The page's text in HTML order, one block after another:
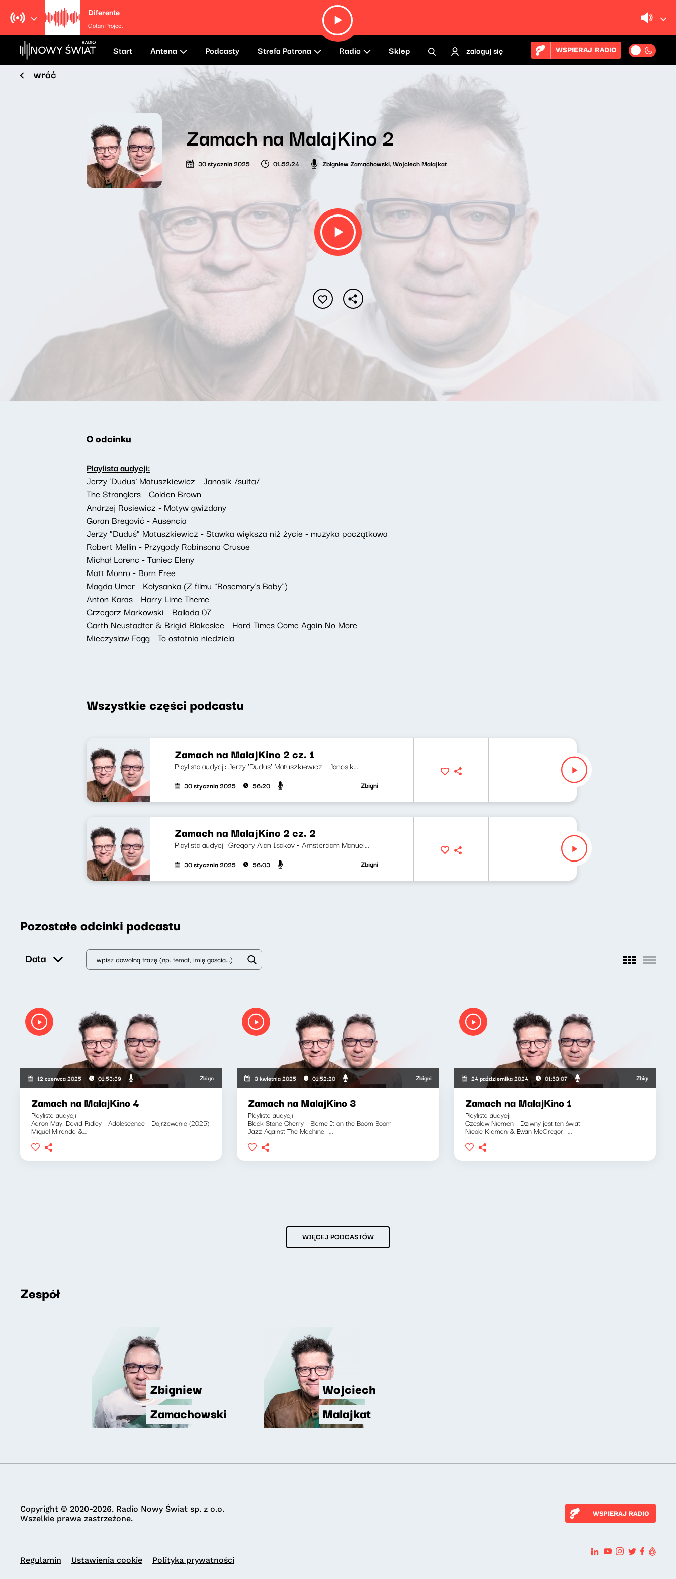
Diferente
Gotan Project
Start Antena Podcasty Strefa Patrona Radio Sklep zaloguj się WSPIERAJ RADIO
wróć
Zamach na MalajKino 2
30 stycznia 2025 01:52:24 Zbigniew Zamachowski,Wojciech Malajkat
O odcinku
Playlista audycji:
Jerzy 'Dudus' Matuszkiewicz - Janosik /suita/
The Stranglers - Golden Brown
Andrzej Rosiewicz - Motyw gwizdany
Goran Bregović - Ausencia
Jerzy "Duduś" Matuszkiewicz - Stawka większa niż życie - muzyka początkowa
Robert Mellin - Przygody Robinsona Crusoe
Michał Lorenc - Taniec Eleny
Matt Monro - Born Free
Magda Umer - Kołysanka (Z filmu "Rosemary's Baby")
Anton Karas - Harry Lime Theme
Grzegorz Markowski - Ballada 07
Garth Neustadter & Brigid Blakeslee - Hard Times Come Again No More
Mieczyslaw Fogg - To ostatnia niedziela
Wszystkie części podcastu
Zamach na MalajKino 2 cz. 1
Playlista audycji: Jerzy 'Dudus' Matuszkiewicz - Janosik...
30 stycznia 2025 56:20 Zbigniew Zamachowski, Wojciech Malajkat
Zamach na MalajKino 2 cz. 2
Playlista audycji: Gregory Alan Isakov - Amsterdam Manuel...
30 stycznia 2025 56:03 Zbigniew Zamachowski, Wojciech Malajkat
Pozostałe odcinki podcastu
Data
12 czerwca 2025 01:53:39 Zbigniew Zamachowski, Wojciech Malajkat
Zamach na MalajKino 4
Playlista audycji:
Aaron May, David Ridley - Adolescence - Dojrzewanie (2025)
Miguel Miranda &...
3 kwietnia 2025 01:52:20 Zbigniew Zamachowski, Wojciech Malajkat
Zamach na MalajKino 3
Playlista audycji:
Black Stone Cherry - Blame It on the Boom Boom
Jazz Against The Machine -...
24 października 2024 01:53:07 Zbigniew
Zamach na MalajKino 1
Playlista audycji:
Czesław Niemen - Dziwny jest ten świat
Nicole Kidman & Ewan McGregor -...
WIĘCEJ PODCASTÓW
Zespół
Zbigniew
Zamachowski
Wojciech
Malajkat
Copyright © 2020-2026. Radio Nowy Świat sp. z o.o.
Wszelkie prawa zastrzeżone.
WSPIERAJ RADIO
Regulamin Ustawienia cookie Polityka prywatności